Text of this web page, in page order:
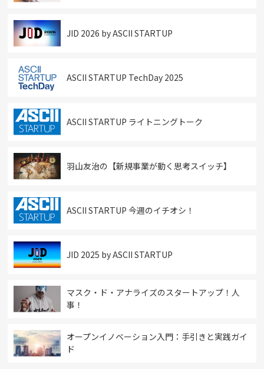
JID 2026 by ASCII STARTUP
ASCII STARTUP TechDay 2025
ASCII STARTUP ライトニングトーク
羽山友治の【新規事業が動く思考スイッチ】
ASCII STARTUP 今週のイチオシ！
JID 2025 by ASCII STARTUP
マスク・ド・アナライズのスタートアップ！人
事！
オープンイノベーション入門：手引きと実践ガイ
ド